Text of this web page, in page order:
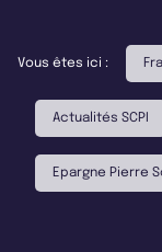
Vous êtes ici :
Actualités SCPI
Epargne Pierre